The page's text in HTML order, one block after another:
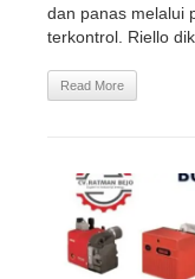
dan panas melalui
terkontrol. Riello
Read More